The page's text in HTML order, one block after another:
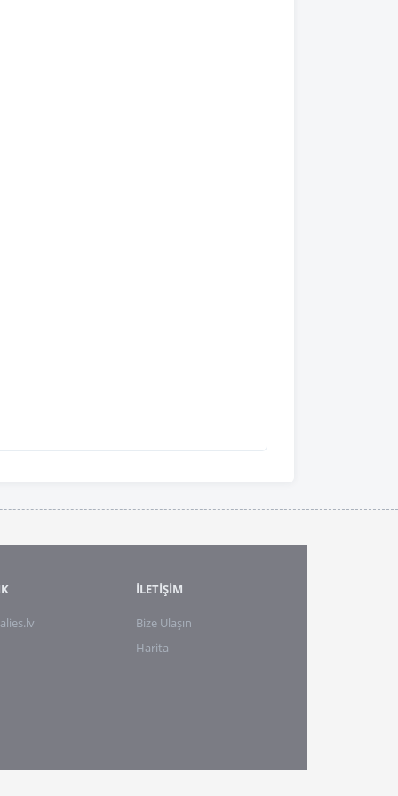
İLETİŞİM
Bize Ulaşın
Harita